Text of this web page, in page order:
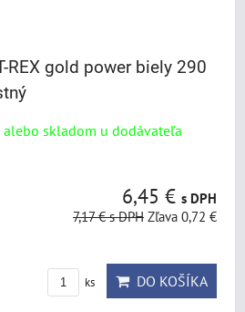
REX gold power biely 290
alebo skladom u dodávateľa
6,45 € s DPH
7,17 €s DPH Zľava 0,72 €
ks DO KOŠÍKA